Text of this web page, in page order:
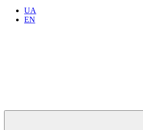
UA
EN